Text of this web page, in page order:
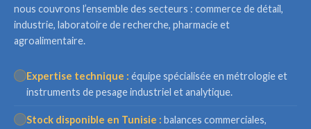
nous couvrons l’ensemble des secteurs : commerce de détail,
industrie, laboratoire de recherche, pharmacie et
agroalimentaire.
Expertise technique : équipe spécialisée en métrologie et
instruments de pesage industriel et analytique.
Stock disponible en Tunisie : balances commerciales,